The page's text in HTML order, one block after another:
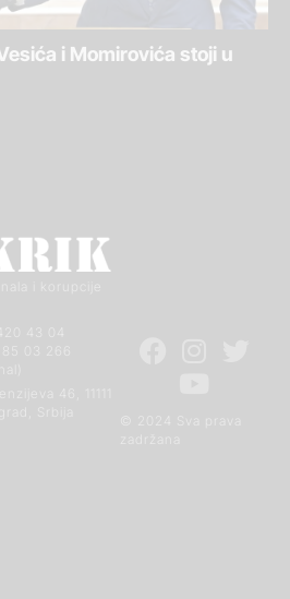
i Momirovića stoji u
i korupcije
© 2024 Sva prava
420 43 04
46, 11111